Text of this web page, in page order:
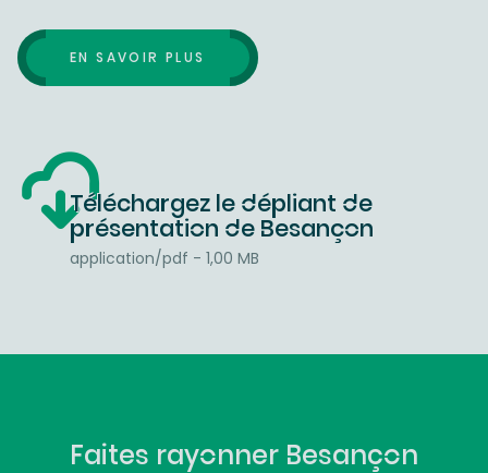
EN SAVOIR PLUS
Téléchargez le dépliant de
présentation de Besançon
application/pdf - 1,00 MB
Faites rayonner Besançon